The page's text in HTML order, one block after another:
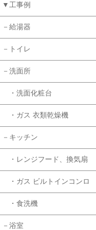
▼工事例
－給湯器
－トイレ
－洗面所
・洗面化粧台
・ガス 衣類乾燥機
－キッチン
・レンジフード、換気扇
・ガス ビルトインコンロ
・食洗機
－浴室